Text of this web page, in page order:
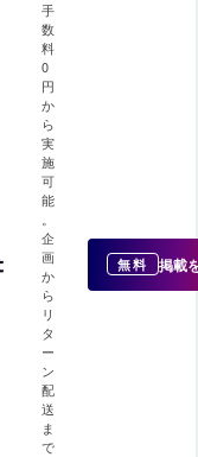
手
数
料
0
円
か
ら
実
施
可
能
企
画
か
ら
リ
タ
ー
ン
配
送
ま
で
無料 掲載